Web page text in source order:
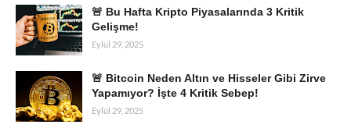
🚨 Bu Hafta Kripto Piyasalarında 3 Kritik
Gelişme!
Eylül 29, 2025
🚨 Bitcoin Neden Altın ve Hisseler Gibi Zirve
Yapamıyor? İşte 4 Kritik Sebep!
Eylül 29, 2025